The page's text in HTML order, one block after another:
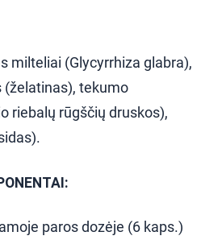
milteliai (Glycyrrhiza glabra),
(želatinas), tekumo
riebalų rūgščių druskos),
paros dozėje (6 kaps.)